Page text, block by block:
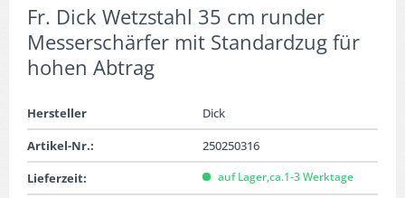
Fr. Dick Wetzstahl 35 cm runder
Messerschärfer mit Standardzug für
hohen Abtrag
Hersteller
Dick
Artikel-Nr.:
250250316
Lieferzeit:
auf Lager,ca.1-3 Werktage